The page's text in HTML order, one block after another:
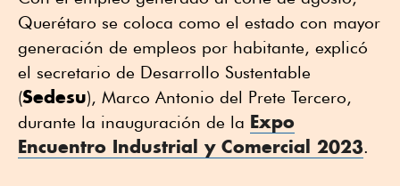
Querétaro se coloca como el estado con mayor
generación de empleos por habitante, explicó
el secretario de Desarrollo Sustentable
(Sedesu), Marco Antonio del Prete Tercero,
durante la inauguración de la Expo
Encuentro Industrial y Comercial 2023.